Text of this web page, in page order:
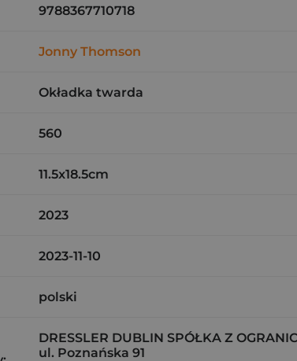
9788367710718
Jonny Thomson
Okładka twarda
560
11.5x18.5cm
2023
2023-11-10
polski
DRESSLER DUBLIN SPÓŁKA Z
ul. Poznańska 91